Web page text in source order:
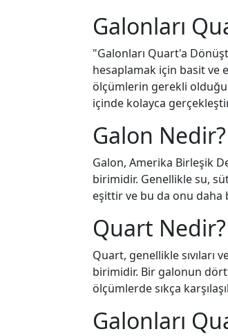
Galonları
"Galonları Quart'a
hesaplamak için basit ve
ölçümlerin gerekli
içinde kolayca
Galon Nedir?
Galon, Amerika Birleşik
birimidir. Genellikle su,
eşittir ve bu da onu
Quart Nedir?
Quart, genellikle sıvıları
birimidir. Bir galonun
ölçümlerde sıkça
Galonları